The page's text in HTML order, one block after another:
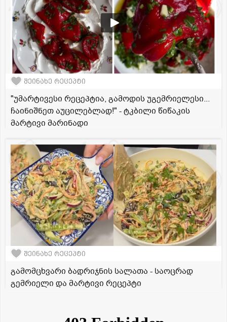
შეინახე რეცეპტი
"უმარტივესი რეცეპტია, გამოდის უგემრიელესი...
ჩაინიშნეთ აუცილებლად!" - ტკბილი წიწაკის
მარტივი მარინადი
შეინახე რეცეპტი
გამომცხვარი ბადრიჯნის სალათა - საოცრად
გემრიელი და მარტივი რეცეპტი